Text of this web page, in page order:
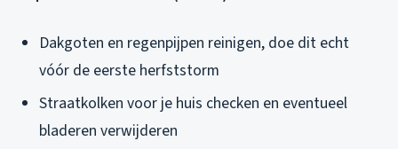
Dakgoten en regenpijpen reinigen, doe dit echt
vóór de eerste herfststorm
Straatkolken voor je huis checken en eventueel
bladeren verwijderen